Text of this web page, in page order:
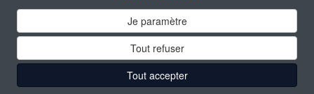
Je paramètre
Tout refuser
Tout accepter